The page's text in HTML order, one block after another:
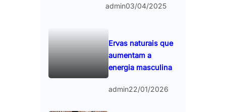
admin03/04/2025
Ervas naturais que
aumentam a
energia masculina
admin22/01/2026